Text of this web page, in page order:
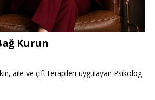
Kurun
aile ve çift terapileri uygulayan Psikolog